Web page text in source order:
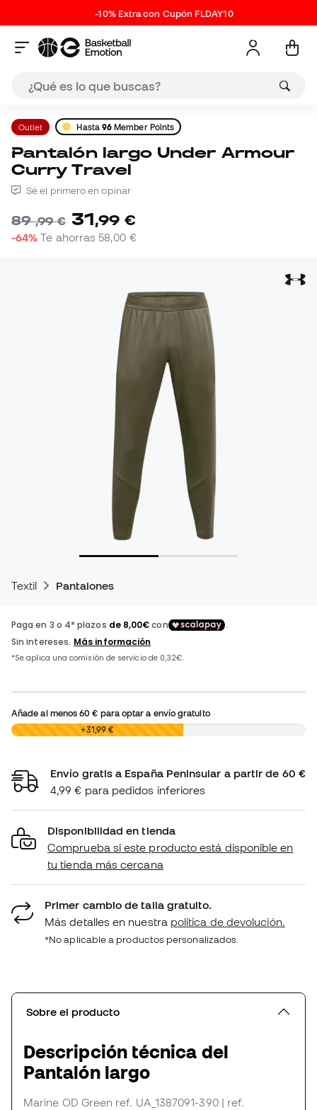
-10% Extra con Cupón FLDAY10
Outlet Hasta 96 Member Points
Pantalón largo Under Armour
Curry Travel
Sé el primero en opinar
89,99 € 31,99 €
-64% Te ahorras58,00 €
Textil Pantalones
Añade al menos60 € para optar a envío gratuito
0,00 € +31,99 €
Envío gratis a España Peninsular a partir de 60 €
4,99 € para pedidos inferiores
Disponibilidad en tienda
Comprueba si este producto está disponible en
tu tienda más cercana
Primer cambio de talla gratuito.
Más detalles en nuestra política de devolución.
*No aplicable a productos personalizados.
Sobre el producto
Descripción técnica del
Pantalón largo
Marine OD Green ref. UA_1387091-390 | ref.